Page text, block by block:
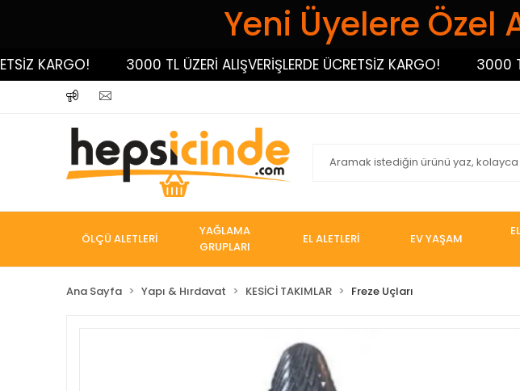
Yeni Üyelere Özel
KARGO! 3000 TL ÜZERİ ALIŞVERİŞLERDE ÜCRETSİZ KARGO! 3000 TL
ÖLÇÜ ALETLERİ
YAĞLAMA
GRUPLARI
EL ALETLERİ EV YAŞAM
Ana Sayfa Yapı & Hırdavat KESİCİ TAKIMLAR Freze Uçları